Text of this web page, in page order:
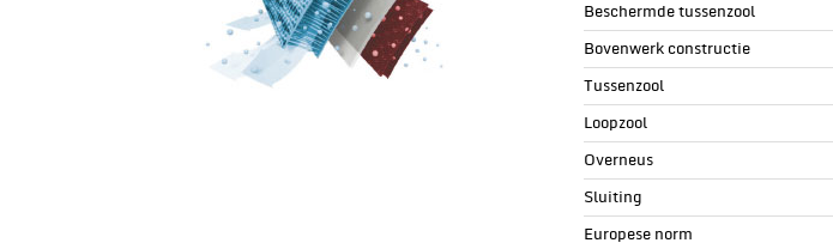
Beschermde tussenzool
Bovenwerk constructie
Tussenzool
Loopzool
Overneus
Sluiting
Europese norm